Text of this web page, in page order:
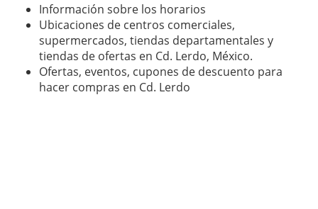
Información sobre los horarios
Ubicaciones de centros comerciales,
supermercados, tiendas departamentales y
tiendas de ofertas en Cd. Lerdo, México.
Ofertas, eventos, cupones de descuento para
hacer compras en Cd. Lerdo